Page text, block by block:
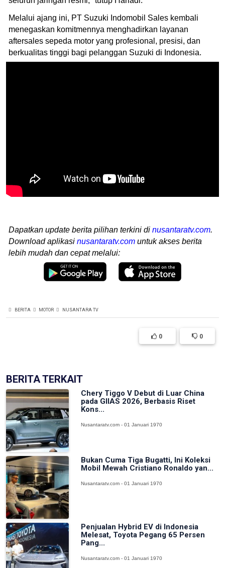
Melalui ajang ini, PT Suzuki Indomobil Sales kembali
menegaskan komitmennya menghadirkan layanan
aftersales sepeda motor yang profesional, presisi, dan
berkualitas tinggi bagi pelanggan Suzuki di Indonesia.
Dapatkan update berita pilihan terkini di nusantaratv.com.
Download aplikasi nusantaratv.com untuk akses berita
lebih mudah dan cepat melalui:
BERITA MOTOR NUSANTARA TV
0 0
BERITA TERKAIT
Chery Tiggo V Debut di Luar China
pada GIIAS 2026, Berbasis Riset
Kons...
Nusantaratv.com - 01 Januari 1970
Bukan Cuma Tiga Bugatti, Ini Koleksi
Mobil Mewah Cristiano Ronaldo yan...
Nusantaratv.com - 01 Januari 1970
Penjualan Hybrid EV di Indonesia
Melesat, Toyota Pegang 65 Persen
Pang...
Nusantaratv.com - 01 Januari 1970